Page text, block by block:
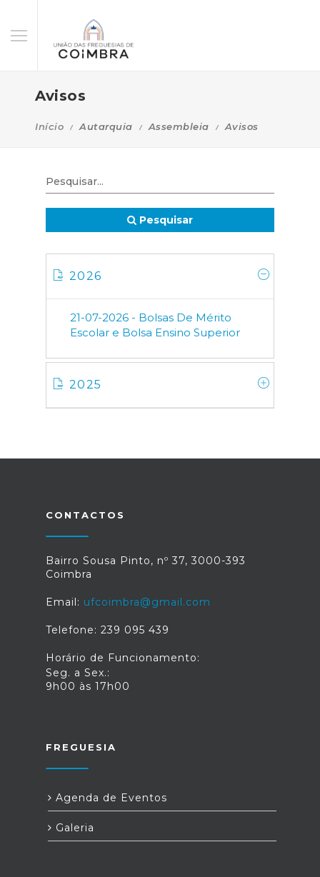
Avisos
Início Autarquia Assembleia Avisos
Pesquisar
2026
21-07-2026 - Bolsas De Mérito
Escolar e Bolsa Ensino Superior
2025
CONTACTOS
Bairro Sousa Pinto, nº 37, 3000-393
Coimbra
Email: ufcoimbra@gmail.com
Telefone: 239 095 439
Horário de Funcionamento:
Seg. a Sex.:
9h00 às 17h00
FREGUESIA
Agenda de Eventos
Galeria